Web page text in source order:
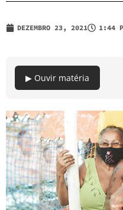
DEZEMBRO 23, 2021 1:44
▶ Ouvir matéria